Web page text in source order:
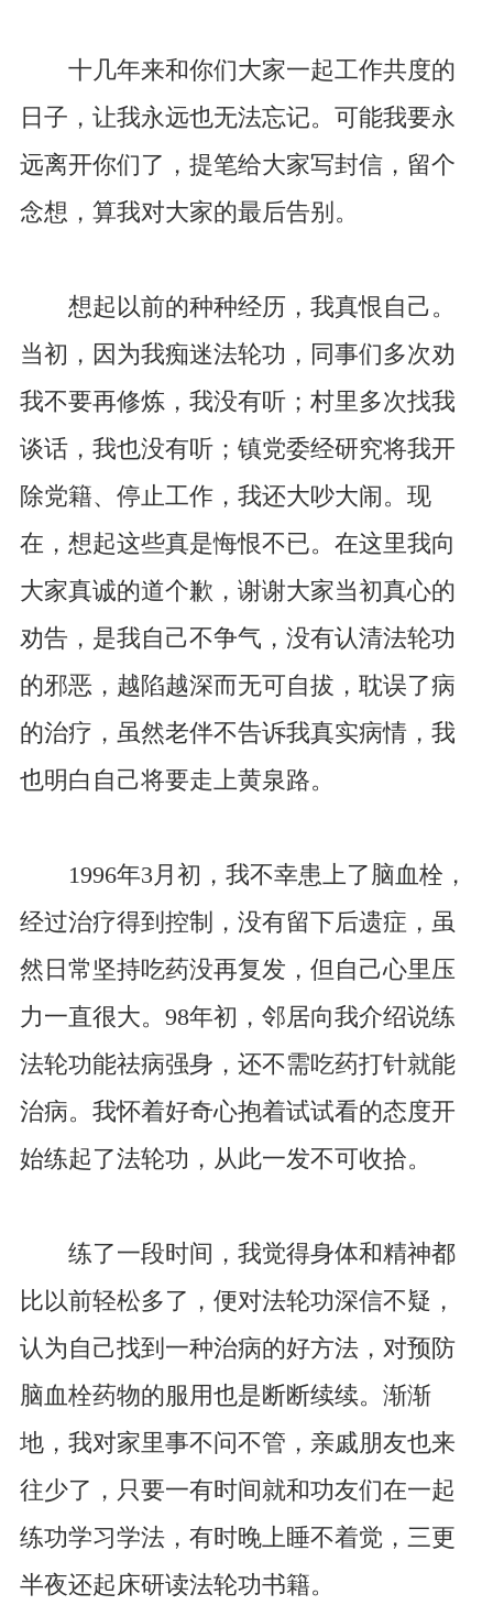
十几年来和你们大家一起工作共度的
日子，让我永远也无法忘记。可能我要永
远离开你们了，提笔给大家写封信，留个
念想，算我对大家的最后告别。
想起以前的种种经历，我真恨自己。
当初，因为我痴迷法轮功，同事们多次劝
我不要再修炼，我没有听；村里多次找我
谈话，我也没有听；镇党委经研究将我开
除党籍、停止工作，我还大吵大闹。现
在，想起这些真是悔恨不已。在这里我向
大家真诚的道个歉，谢谢大家当初真心的
劝告，是我自己不争气，没有认清法轮功
的邪恶，越陷越深而无可自拔，耽误了病
的治疗，虽然老伴不告诉我真实病情，我
也明白自己将要走上黄泉路。
1996年3月初，我不幸患上了脑血栓，
经过治疗得到控制，没有留下后遗症，虽
然日常坚持吃药没再复发，但自己心里压
力一直很大。98年初，邻居向我介绍说练
法轮功能祛病强身，还不需吃药打针就能
治病。我怀着好奇心抱着试试看的态度开
始练起了法轮功，从此一发不可收拾。
练了一段时间，我觉得身体和精神都
比以前轻松多了，便对法轮功深信不疑，
认为自己找到一种治病的好方法，对预防
脑血栓药物的服用也是断断续续。渐渐
地，我对家里事不问不管，亲戚朋友也来
往少了，只要一有时间就和功友们在一起
练功学习学法，有时晚上睡不着觉，三更
半夜还起床研读法轮功书籍。